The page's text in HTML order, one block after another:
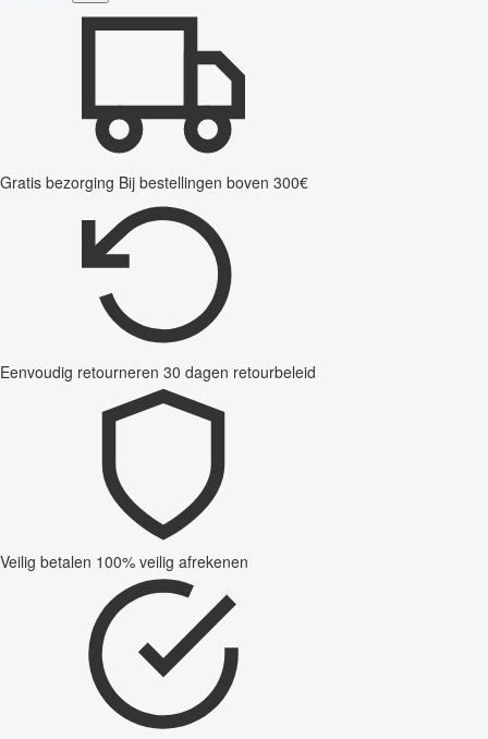
Gratis bezorging Bij bestellingen boven 300€
Eenvoudig retourneren 30 dagen retourbeleid
Veilig betalen 100% veilig afrekenen